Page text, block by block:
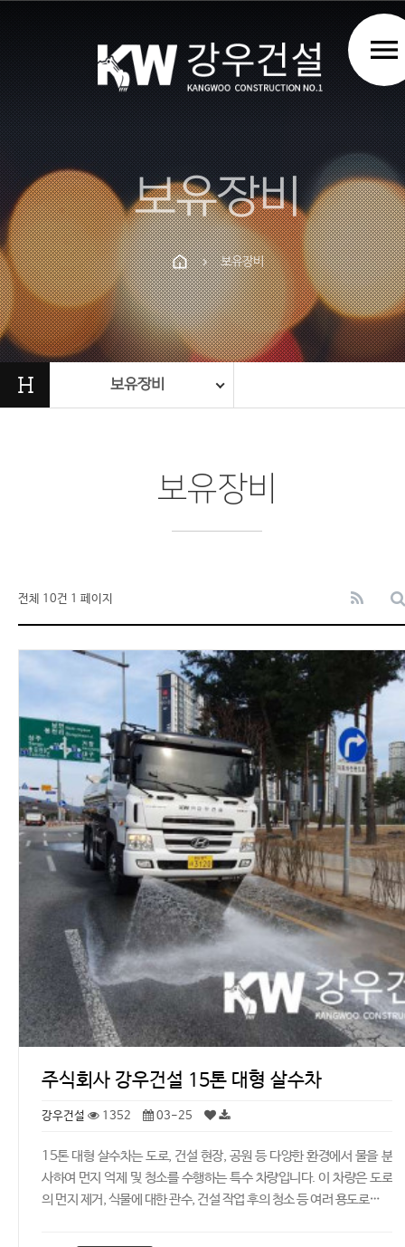
PrevNext
menu
보유장비
chevron_right 보유장비
H 보유장비
보유장비
전체 10건 1 페이지
주식회사 강우건설 15톤 대형 살수차
강우건설 1352 03-25
15톤 대형 살수차는 도로, 건설 현장, 공원 등 다양한 환경에서 물을 분
사하여 먼지 억제 및 청소를 수행하는 특수 차량입니다. 이 차량은 도로
의 먼지 제거, 식물에 대한 관수, 건설 작업 후의 청소 등 여러 용도로…